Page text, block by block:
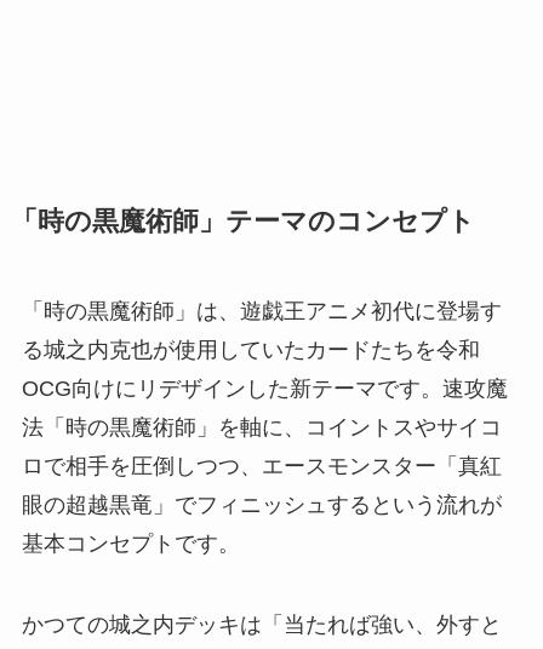
「時の黒魔術師」テーマのコンセプト
「時の黒魔術師」は、遊戯王アニメ初代に登場す
る城之内克也が使用していたカードたちを令和
OCG向けにリデザインした新テーマです。速攻魔
法「時の黒魔術師」を軸に、コイントスやサイコ
ロで相手を圧倒しつつ、エースモンスター「真紅
眼の超越黒竜」でフィニッシュするという流れが
基本コンセプトです。
かつての城之内デッキは「当たれば強い、外すと